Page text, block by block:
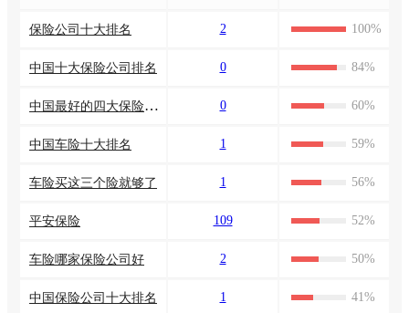
保险公司十大排名 2 100%
中国十大保险公司排名 0 84%
中国最好的四大保险公司 0 60%
中国车险十大排名 1 59%
车险买这三个险就够了 1 56%
平安保险 109 52%
车险哪家保险公司好 2 50%
中国保险公司十大排名 1 41%